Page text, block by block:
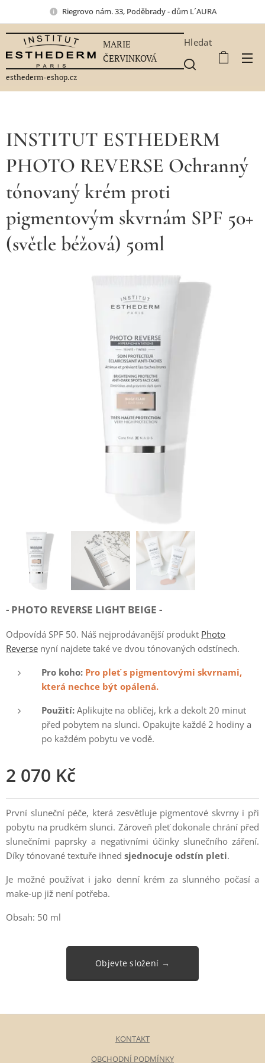
Riegrovo nám. 33, Poděbrady - dům L´AURA
MARIE
ČERVINKOVÁ
esthederm-eshop.cz
Hledat
INSTITUT ESTHEDERM
PHOTO REVERSE Ochranný
tónovaný krém proti
pigmentovým skvrnám SPF 50+
(světle béžová) 50ml
- PHOTO REVERSE LIGHT BEIGE -
Odpovídá SPF 50. Náš nejprodávanější produkt Photo
Reverse nyní najdete také ve dvou tónovaných odstínech.
Pro koho: Pro pleť s pigmentovými skvrnami,
která nechce být opálená.
Použití: Aplikujte na obličej, krk a dekolt 20 minut
před pobytem na slunci. Opakujte každé 2 hodiny a
po každém pobytu ve vodě.
2 070 Kč
První sluneční péče, která zesvětluje pigmentové skvrny i při
pobytu na prudkém slunci. Zároveň pleť dokonale chrání před
slunečními paprsky a negativními účinky slunečního záření.
Díky tónované textuře ihned sjednocuje odstín pleti.
Je možné používat i jako denní krém za slunného počasí a
make-up již není potřeba.
Obsah: 50 ml
Objevte složení →
KONTAKT
OBCHODNÍ PODMÍNKY